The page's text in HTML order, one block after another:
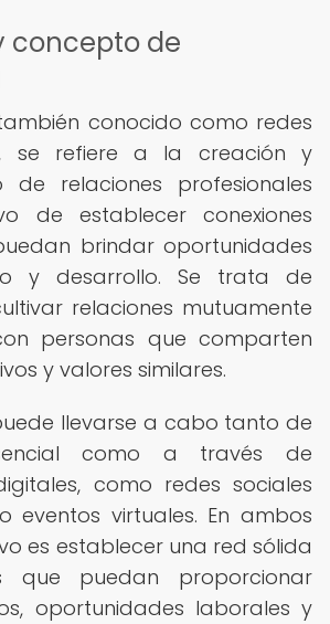
concepto de
conocido como redes
se refiere a la creación y
de relaciones profesionales
de establecer conexiones
brindar oportunidades
y desarrollo. Se trata de
relaciones mutuamente
personas que comparten
y valores similares.
llevarse a cabo tanto de
como a través de
como redes sociales
eventos virtuales. En ambos
es establecer una red sólida
que puedan proporcionar
oportunidades laborales y